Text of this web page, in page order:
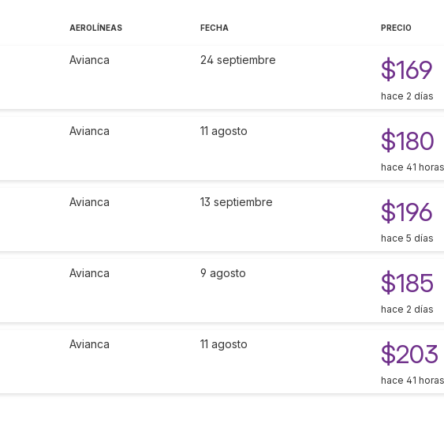
AEROLÍNEAS FECHA PRECIO
Avianca 24 septiembre $169
hace 2 días
Avianca 11 agosto $180
hace 41 horas
Avianca 13 septiembre $196
hace 5 días
Avianca 9 agosto $185
hace 2 días
Avianca 11 agosto $203
hace 41 horas